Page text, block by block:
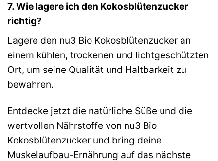
7. Wie lagere ich den Kokosblütenzucker
richtig?
Lagere den nu3 Bio Kokosblütenzucker an
einem kühlen, trockenen und lichtgeschützten
Ort, um seine Qualität und Haltbarkeit zu
bewahren.
Entdecke jetzt die natürliche Süße und die
wertvollen Nährstoffe von nu3 Bio
Kokosblütenzucker und bring deine
Muskelaufbau-Ernährung auf das nächste